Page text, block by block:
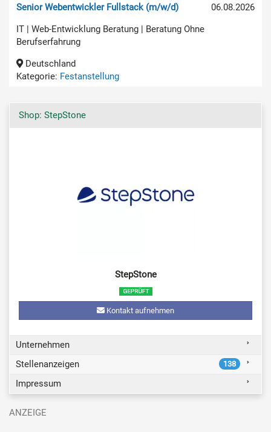
06.08.2026
Senior Webentwickler Fullstack (m/w/d)
IT | Web-Entwicklung Beratung | Beratung Ohne
Berufserfahrung
Deutschland
Kategorie: Festanstellung
Shop: StepStone
StepStone
Kontakt aufnehmen
Unternehmen
Stellenanzeigen
138
Impressum